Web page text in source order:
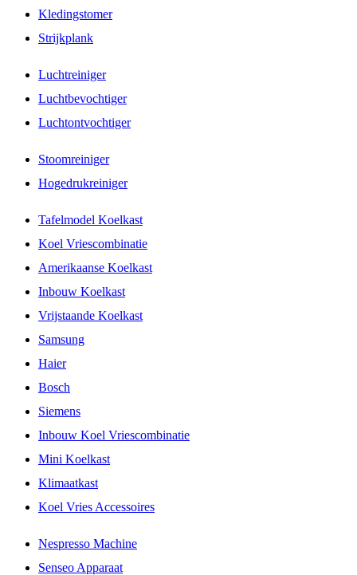
Kledingstomer
Strijkplank
Luchtreiniger
Luchtbevochtiger
Luchtontvochtiger
Stoomreiniger
Hogedrukreiniger
Tafelmodel Koelkast
Koel Vriescombinatie
Amerikaanse Koelkast
Inbouw Koelkast
Vrijstaande Koelkast
Samsung
Haier
Bosch
Siemens
Inbouw Koel Vriescombinatie
Mini Koelkast
Klimaatkast
Koel Vries Accessoires
Nespresso Machine
Senseo Apparaat